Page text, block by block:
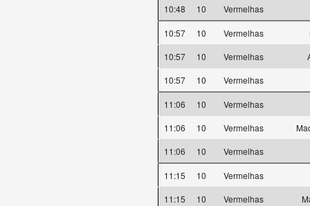
10:48
10 Vermelhas
10:57 10 Vermelhas
10:57
10 Vermelhas
10:57
10 Vermelhas
11:06 10
Vermelhas
11:06
10 Vermelhas
11:06
10 Vermelhas
11:15 10
Vermelhas
11:15
10 Vermelhas